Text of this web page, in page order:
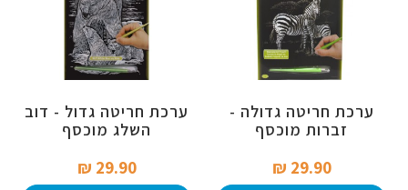
ערכת חריטה גדולה -
זברות מוכסף
29.90 ₪‎
ערכת חריטה גדול - דוב
השלג מוכסף
29.90 ₪‎